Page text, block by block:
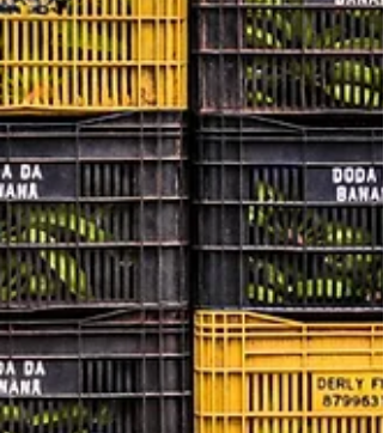
momento de acolhimento, apresentação da
proposta da banda e orientações par